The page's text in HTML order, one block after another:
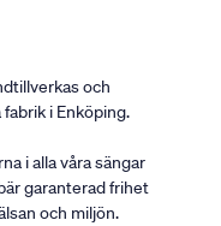
och
i Enköping.
i alla våra sängar
garanterad frihet
och miljön.